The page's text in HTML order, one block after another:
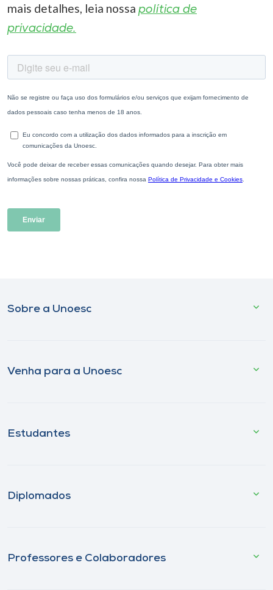
mais detalhes, leia nossa política de
privacidade.
Sobre a Unoesc
Venha para a Unoesc
Estudantes
Diplomados
Professores e Colaboradores